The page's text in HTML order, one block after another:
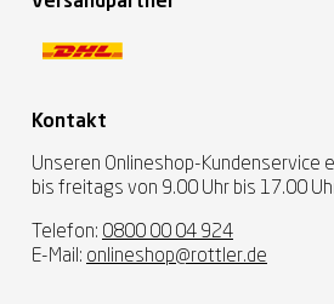
Kontakt
Unseren Onlineshop-Kundenservice
bis freitags von 9.00 Uhr bis 17.00
Telefon: 0800 00 04 924
E-Mail: onlineshop@rottler.de